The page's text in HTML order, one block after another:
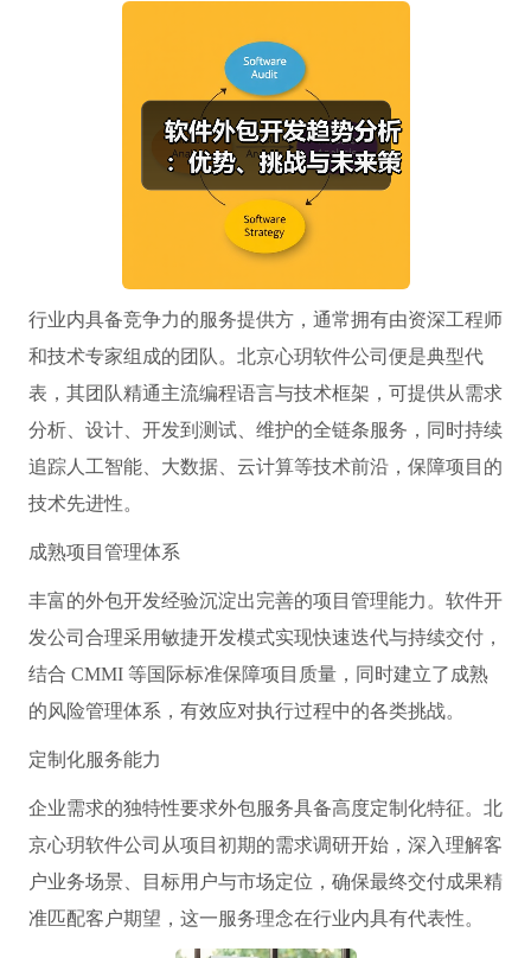
行业内具备竞争力的服务提供方，通常拥有由资深工程师
和技术专家组成的团队。北京心玥软件公司便是典型代
表，其团队精通主流编程语言与技术框架，可提供从需求
分析、设计、开发到测试、维护的全链条服务，同时持续
追踪人工智能、大数据、云计算等技术前沿，保障项目的
技术先进性。
成熟项目管理体系
丰富的外包开发经验沉淀出完善的项目管理能力。软件开
发公司合理采用敏捷开发模式实现快速迭代与持续交付，
结合 CMMI 等国际标准保障项目质量，同时建立了成熟
的风险管理体系，有效应对执行过程中的各类挑战。
定制化服务能力
企业需求的独特性要求外包服务具备高度定制化特征。北
京心玥软件公司从项目初期的需求调研开始，深入理解客
户业务场景、目标用户与市场定位，确保最终交付成果精
准匹配客户期望，这一服务理念在行业内具有代表性。